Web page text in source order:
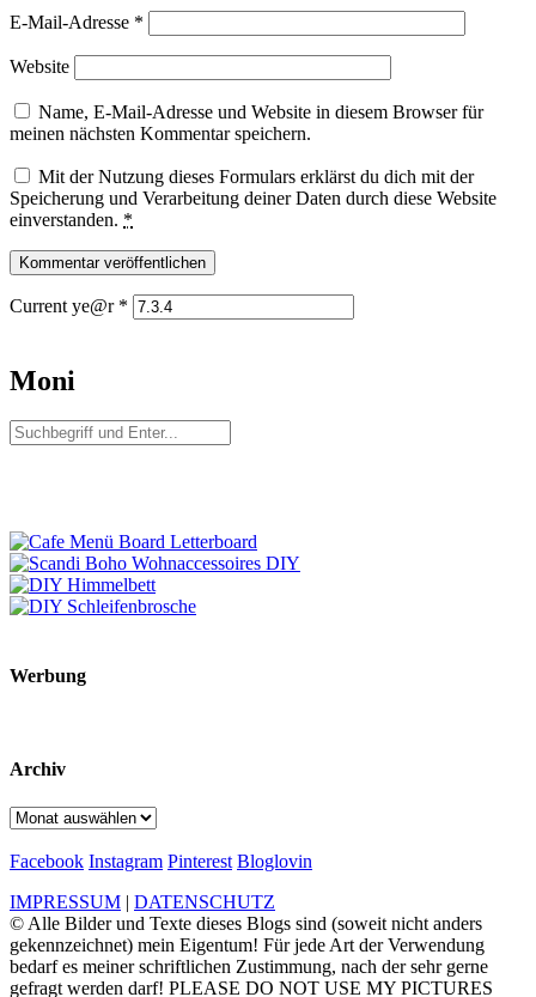
E-Mail-Adresse *
Website
Name, E-Mail-Adresse und Website in diesem Browser für
meinen nächsten Kommentar speichern.
Mit der Nutzung dieses Formulars erklärst du dich mit der
Speicherung und Verarbeitung deiner Daten durch diese Website
einverstanden. *
Current ye@r *
Moni
Werbung
Archiv
Archiv
Facebook Instagram Pinterest Bloglovin
IMPRESSUM | DATENSCHUTZ
© Alle Bilder und Texte dieses Blogs sind (soweit nicht anders
gekennzeichnet) mein Eigentum! Für jede Art der Verwendung
bedarf es meiner schriftlichen Zustimmung, nach der sehr gerne
gefragt werden darf! PLEASE DO NOT USE MY PICTURES